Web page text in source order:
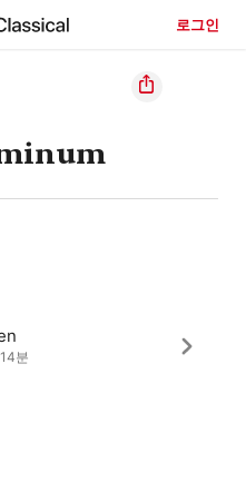
로그인
분